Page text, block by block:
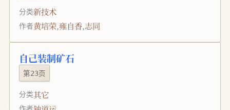
分类新技术
作者黄培荣,雍自香,志同
自己装制矿石
第23页
分类其它